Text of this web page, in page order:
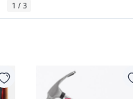
1 / 3